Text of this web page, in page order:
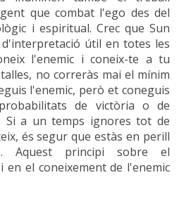
que combat l'ego des del
i espiritual. Crec que Sun
útil en totes les
l'enemic i coneix-te a tu
no correràs mai el mínim
l'enemic, però et coneguis
de victòria o de
Si a un temps ignores tot de
és segur que estàs en perill
Aquest principi sobre el
en el coneixement de l'enemic